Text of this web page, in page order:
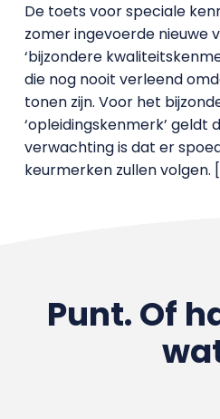
De toets voor speciale
zomer ingevoerde nieuwe
‘bijzondere
die nog nooit verleend
tonen zijn. Voor het
‘opleidingskenmerk’ geldt
verwachting is dat er
keurmerken zullen volgen.
Punt. Of